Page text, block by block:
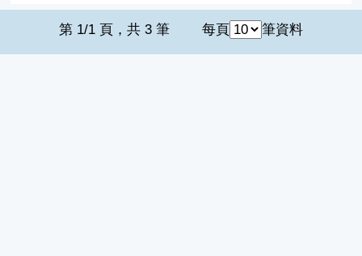
第 1/1 頁，共 3 筆 每頁 筆資料